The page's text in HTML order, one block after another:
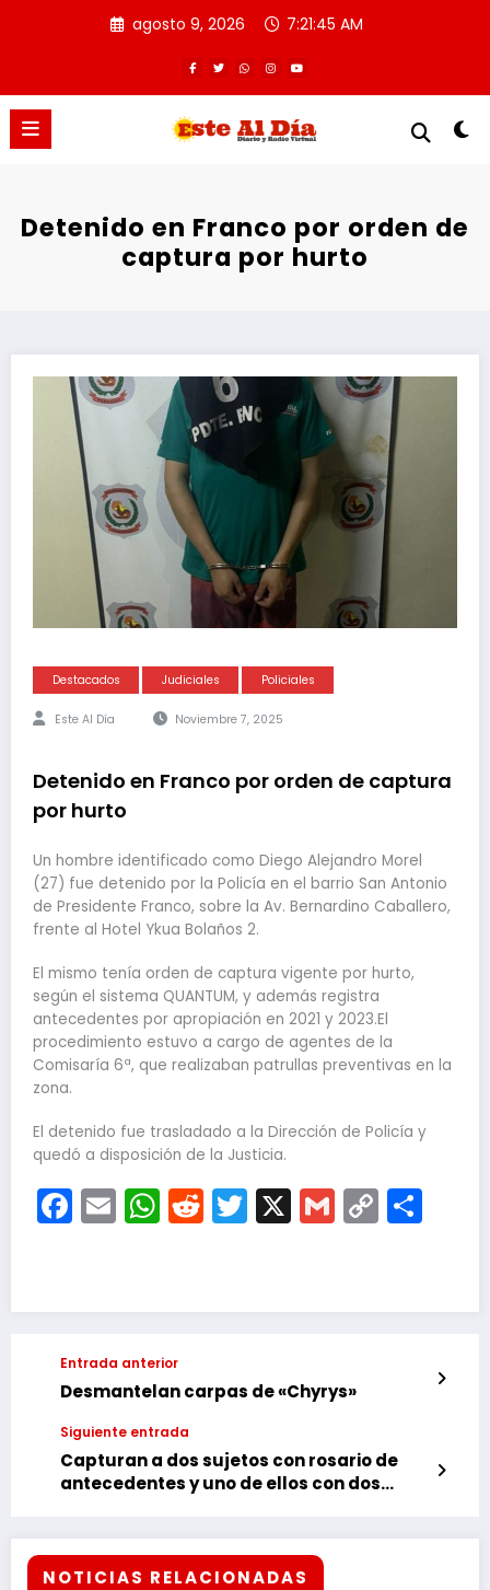
agosto 9, 2026 7:21:45 AM
Detenido en Franco por orden de
captura por hurto
Destacados Judiciales Policiales
Este Al Día Noviembre 7, 2025
Detenido en Franco por orden de captura
por hurto
Un hombre identificado como Diego Alejandro Morel
(27) fue detenido por la Policía en el barrio San Antonio
de Presidente Franco, sobre la Av. Bernardino Caballero,
frente al Hotel Ykua Bolaños 2.
El mismo tenía orden de captura vigente por hurto,
según el sistema QUANTUM, y además registra
antecedentes por apropiación en 2021 y 2023.El
procedimiento estuvo a cargo de agentes de la
Comisaría 6ª, que realizaban patrullas preventivas en la
zona.
El detenido fue trasladado a la Dirección de Policía y
quedó a disposición de la Justicia.
Facebook
EmailWhatsApp
Reddit
Twitter
X Gmail
Copy
Link
Entrada anterior
Desmantelan carpas de «Chyrys»
Siguiente entrada
Capturan a dos sujetos con rosario de
antecedentes y uno de ellos con dos
NOTICIAS RELACIONADAS